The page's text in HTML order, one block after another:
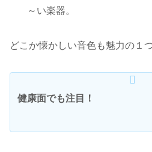
～い楽器。
どこか懐かしい音色も魅力の１つ
健康面でも注目！